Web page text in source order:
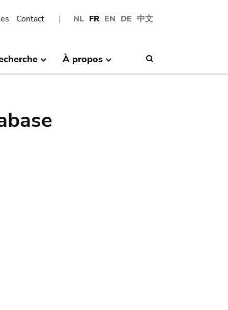
NL FR EN DE 中文
Contact
À propos